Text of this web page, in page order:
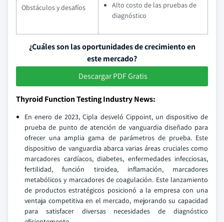
Obstáculos y desafíos
Alto costo de las pruebas de
diagnóstico
¿Cuáles son las oportunidades de crecimiento en
este mercado?
Descargar PDF Gratis
Thyroid Function Testing Industry News:
En enero de 2023, Cipla desveló Cippoint, un dispositivo de
prueba de punto de atención de vanguardia diseñado para
ofrecer una amplia gama de parámetros de prueba. Este
dispositivo de vanguardia abarca varias áreas cruciales como
marcadores cardíacos, diabetes, enfermedades infecciosas,
fertilidad, función tiroidea, inflamación, marcadores
metabólicos y marcadores de coagulación. Este lanzamiento
de productos estratégicos posicionó a la empresa con una
ventaja competitiva en el mercado, mejorando su capacidad
para satisfacer diversas necesidades de diagnóstico